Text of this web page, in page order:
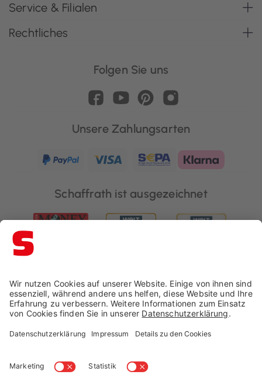
Service & Filialen
Rechtliches
Folgen Sie uns
Unsere Zahlungsarten
Schaffrath ist ausgezeichnet